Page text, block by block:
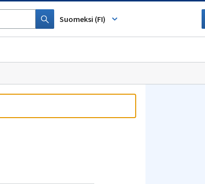
Tyhjennä
haku
Suomeksi (FI)